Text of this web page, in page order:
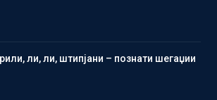
ли, ли, штипјани – познати шегаџии